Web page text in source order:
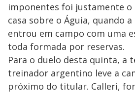
imponentes foi justamente
casa sobre o Águia, quando
entrou em campo com uma
toda formada por reservas.
Para o duelo desta quinta, a
treinador argentino leve a
próximo do titular. Calleri,